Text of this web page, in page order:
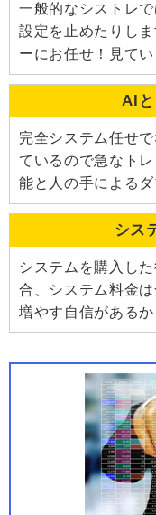
一般的なシストレ
設定を止めたりし
ーにお任せ！見て
AI
完全システム任せ
ているので急なト
能と人の手による
シス
システムを購入し
合、システム料金
増やす自信がある